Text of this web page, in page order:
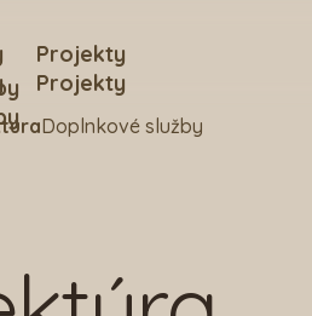
Projekty
Projekty
Doplnkové služby